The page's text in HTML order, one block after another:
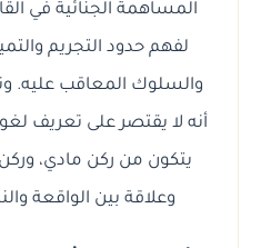
المساهمة الجنائية في
لفهم حدود التجريم
والسلوك المعاقب عليه.
أنه لا يقتصر على تعريف
يتكون من ركن مادي،
وعلاقة بين الواقعة